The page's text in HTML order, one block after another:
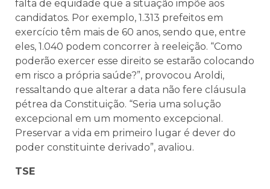
falta de equidade que a situação impõe aos
candidatos. Por exemplo, 1.313 prefeitos em
exercício têm mais de 60 anos, sendo que, entre
eles, 1.040 podem concorrer à reeleição. “Como
poderão exercer esse direito se estarão colocando
em risco a própria saúde?”, provocou Aroldi,
ressaltando que alterar a data não fere cláusula
pétrea da Constituição. “Seria uma solução
excepcional em um momento excepcional.
Preservar a vida em primeiro lugar é dever do
poder constituinte derivado”, avaliou.
TSE